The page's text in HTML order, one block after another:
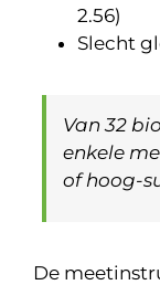
2.56)
Slecht
Van 32
enkele
of hoog-
De